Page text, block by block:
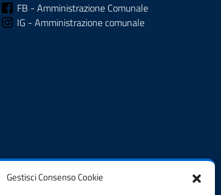
Gestisci Consenso Cookie
FB - Amministrazione Comunale
IG - Amministrazione comunale